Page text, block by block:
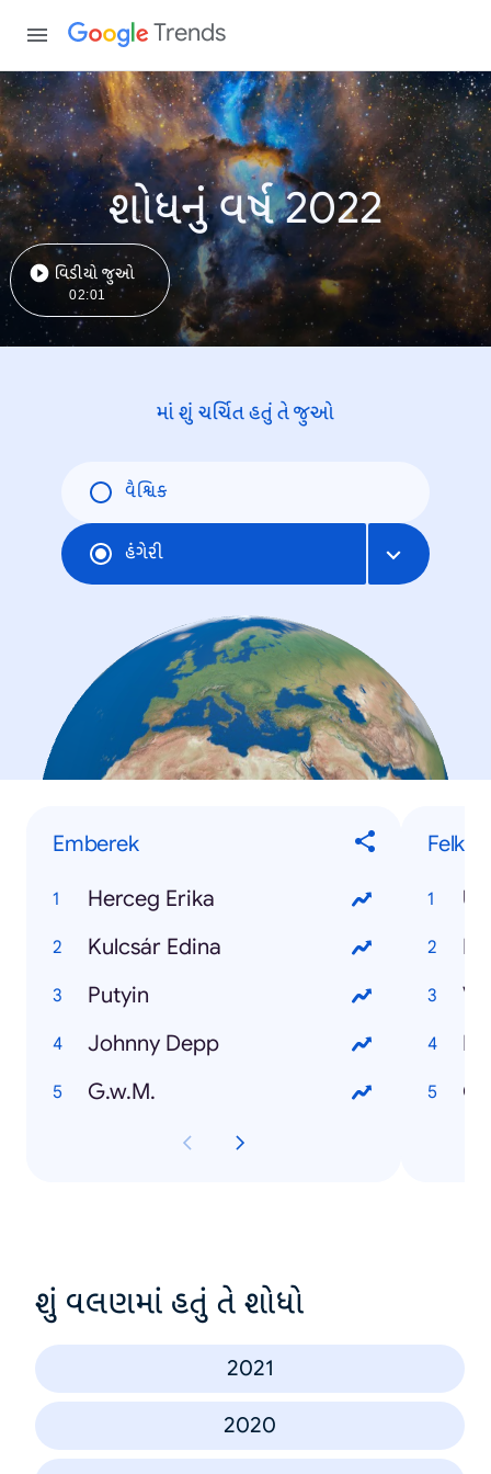
Trends
શોધનું વર્ષ 2022
વિડીયો જુઓ
02:01
માં શું ચર્ચિત હતું તે જુઓ
વૈશ્વિક
હંગેરી
Emberek
Herceg Erika
Kulcsár Edina
Putyin
Johnny Depp
G.w.M.
શું વલણમાં હતું તે શોધો
2021
2020